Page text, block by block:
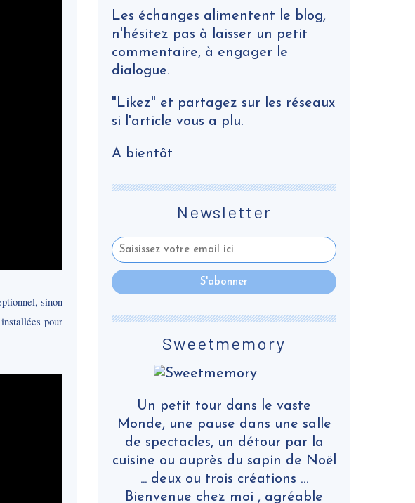
sinon
pour
Newsletter
Sweetmemory
Un petit tour dans le vaste
Monde, une pause dans une salle
de spectacles, un détour par la
cuisine ou auprès du sapin de Noël
... deux ou trois créations …
Bienvenue chez moi , agréable
Les échanges alimentent le blog,
n'hésitez pas à laisser un petit
commentaire, à engager le
dialogue.
"Likez" et partagez sur les réseaux
si l'article vous a plu.
A bientôt